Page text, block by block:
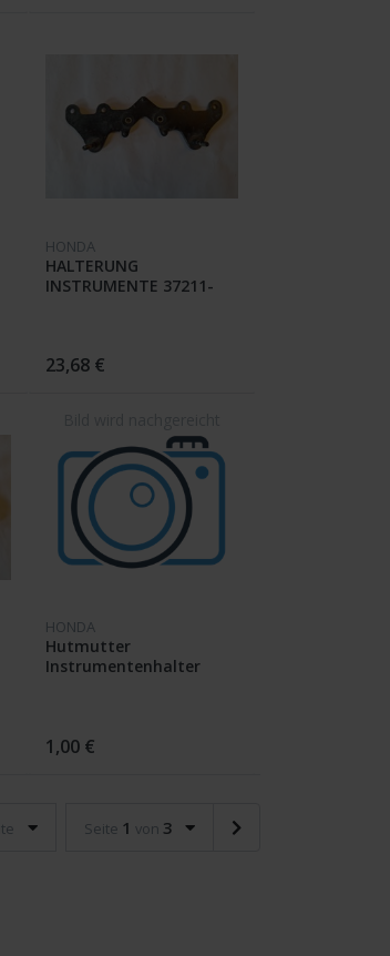
HONDA
HALTERUNG
INSTRUMENTE 37211-
23,68 €
HONDA
Hutmutter
Instrumentenhalter
1,00 €
Seite 1 von 3